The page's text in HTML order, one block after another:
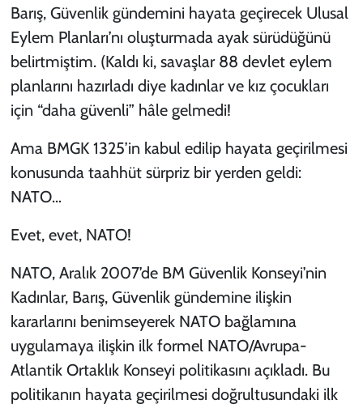
Barış, Güvenlik gündemini hayata geçirecek Ulusal
Eylem Planları’nı oluşturmada ayak sürüdüğünü
belirtmiştim. (Kaldı ki, savaşlar 88 devlet eylem
planlarını hazırladı diye kadınlar ve kız çocukları
için “daha güvenli” hâle gelmedi!
Ama BMGK 1325’in kabul edilip hayata geçirilmesi
konusunda taahhüt sürpriz bir yerden geldi:
NATO…
Evet, evet, NATO!
NATO, Aralık 2007’de BM Güvenlik Konseyi’nin
Kadınlar, Barış, Güvenlik gündemine ilişkin
kararlarını benimseyerek NATO bağlamına
uygulamaya ilişkin ilk formel NATO/Avrupa-
Atlantik Ortaklık Konseyi politikasını açıkladı. Bu
politikanın hayata geçirilmesi doğrultusundaki ilk